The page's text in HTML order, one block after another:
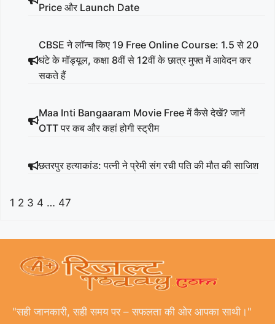
Price और Launch Date
CBSE ने लॉन्च किए 19 Free Online Course: 1.5 से 20
घंटे के मॉड्यूल, कक्षा 8वीं से 12वीं के छात्र मुफ्त में आवेदन कर
सकते हैं
Maa Inti Bangaaram Movie Free में कैसे देखें? जानें
OTT पर कब और कहां होगी स्ट्रीम
छतरपुर हत्याकांड: पत्नी ने प्रेमी संग रची पति की मौत की साजिश
1 2 3 4 … 47
"सही जानकारी, सही समय पर – सफलता की ओर आपका साथी।"